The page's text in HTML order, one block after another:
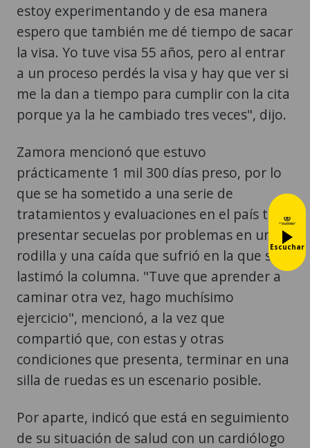
estoy experimentando y de esa manera
espero que también me dé tiempo de sacar
la visa. Yo tuve visa 55 años, pero al entrar
a un proceso perdés la visa y hay que ver si
me la dan a tiempo para cumplir con la cita
porque ya la he cambiado tres veces", dijo.
Zamora mencionó que estuvo
prácticamente 1 mil 300 días preso, por lo
que se ha sometido a una serie de
tratamientos y evaluaciones en el país tras
presentar secuelas por problemas en una
rodilla y una caída que sufrió en la que se
lastimó la columna. "Tuve que aprender a
caminar otra vez, hago muchísimo
ejercicio", mencionó, a la vez que
compartió que, con estas y otras
condiciones que presenta, terminar en una
silla de ruedas es un escenario posible.
Por aparte, indicó que está en seguimiento
de su situación de salud con un cardiólogo
Escuchar